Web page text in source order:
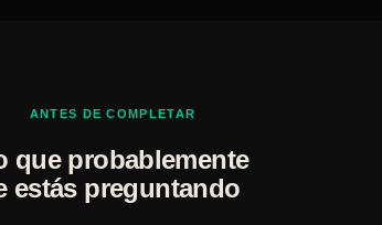
ANTES DE COMPLETAR
que probablemente
estás preguntando